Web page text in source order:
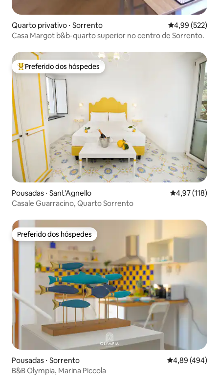
Quarto privativo ⋅ Sorrento 4,99 de uma
4,99 (522)
Casa Margot b&b-quarto superior no centro de Sorrento.
Entre os melhores preferidos dos hóspedes
Preferido dos hóspedes
Pousadas ⋅ Sant'Agnello 4,97 de uma
4,97 (118)
Casale Guarracino, Quarto Sorrento
Preferido dos hóspedes
Preferido dos hóspedes
Pousadas ⋅ Sorrento 4,89 de uma
4,89 (494)
B&B Olympia, Marina Piccola